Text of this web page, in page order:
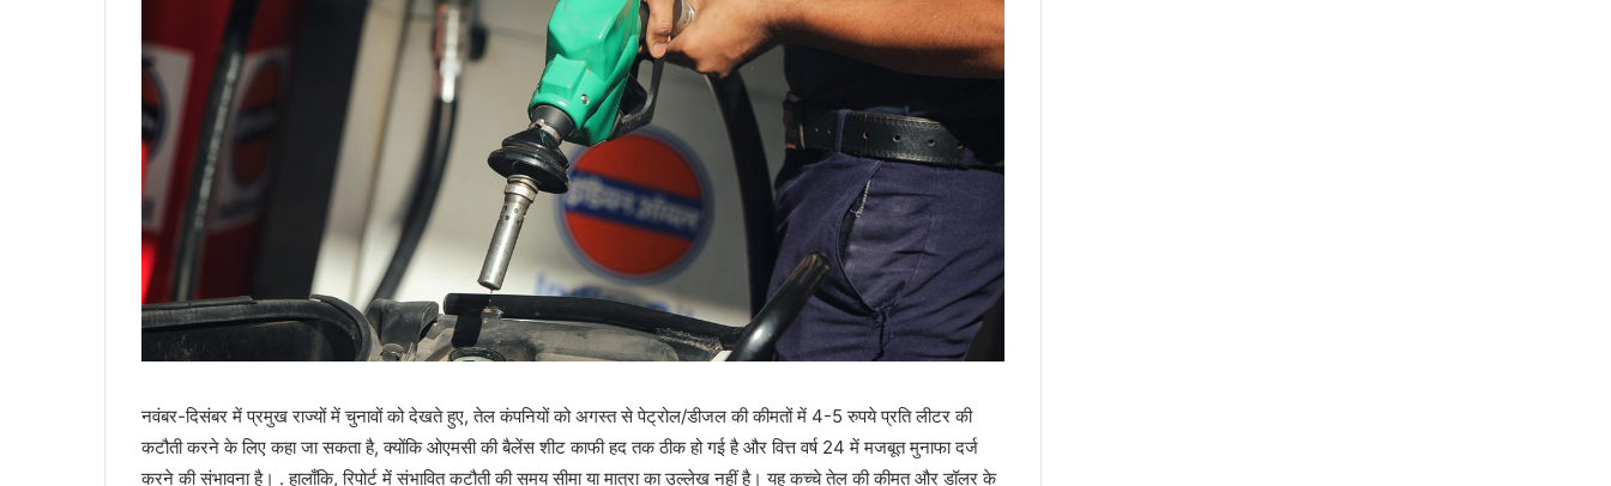
नवंबर-दिसंबर में प्रमुख राज्यों में चुनावों को देखते हुए, तेल कंपनियों को अगस्त से पेट्रोल/डीजल की कीमतों में 4-5 रुपये प्रति लीटर की
कटौती करने के लिए कहा जा सकता है, क्योंकि ओएमसी की बैलेंस शीट काफी हद तक ठीक हो गई है और वित्त वर्ष 24 में मजबूत मुनाफा दर्ज
करने की संभावना है। . हालाँकि, रिपोर्ट में संभावित कटौती की समय सीमा या मात्रा का उल्लेख नहीं है। यह कच्चे तेल की कीमत और डॉलर के
EPFO Advance Claim: EPFO में जमा
पैसों को लेकर आई खुशखबरी! अब एडवांस
के लिए 1 लाख रुपये नहीं इतने होंगे क्लेम,
समय अवधि मे भी होगा बदलाव
Gold Silver Rate: सातवे आसमान से
ओन्धे मुह गिरे सोने चांदी के दाम, सोना एक
झटके में ₹3000 हुआ सस्ता, चांदी की कीमत
मे भी आई भारी गिरावट, जाने क्या है के
ताजा दाम
Railway Ticket price hike: रेल मे यात्रा
करने वालों के लिए बड़ी खबर, 1 जुलाई से
ट्रेन में सफर करना होगा महंगा, टिकटो के
किराया?
Income Tax Refunds: टैक्‍सपेयर्स के
लिए खुशखबरी, सरकार ने शुरू की ये
सुविधा, पहले से कम समय में आएगा टैक्स